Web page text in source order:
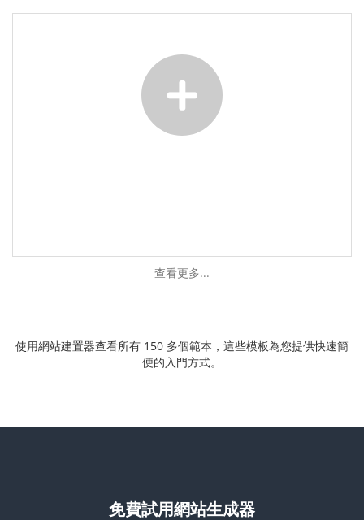
查看更多...
使用網站建置器查看所有 150 多個範本，這些模板為您提供快速簡
便的入門方式。
免費試用網站生成器